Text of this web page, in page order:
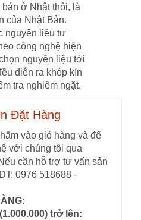
ở Nhật thôi, là
của Nhật Bản.
nguyên liệu tự
công nghệ hiện
nguyên liệu tới
diễn ra khép kín
tra nghiêm ngặt.
Đặt Hàng
vào giỏ hàng và để
với chúng tôi qua
cần hỗ trợ tư vấn sản
0976 518688 -
trở lên: